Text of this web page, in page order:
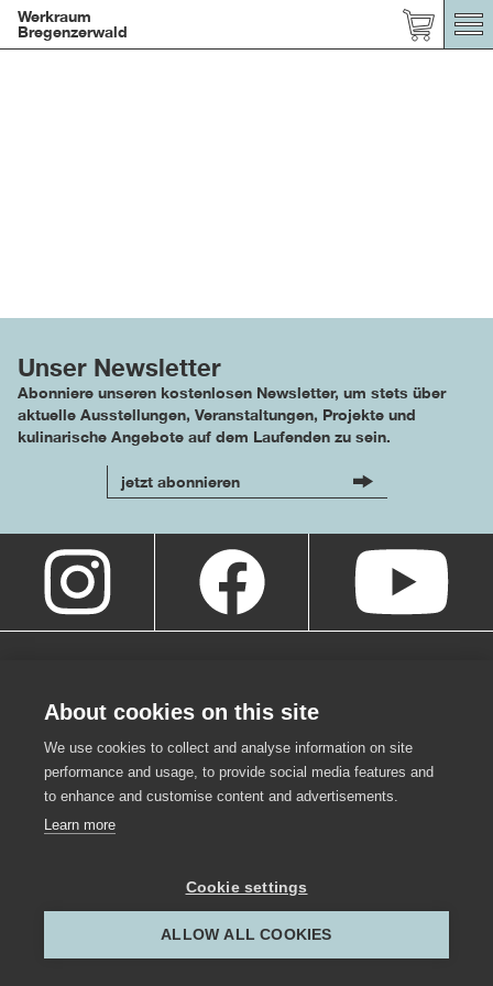
Werkraum
Bregenzerwald
Unser Newsletter
Abonniere unseren kostenlosen Newsletter, um stets über
aktuelle Ausstellungen, Veranstaltungen, Projekte und
kulinarische Angebote auf dem Laufenden zu sein.
jetzt abonnieren
Werkraum Bregenzerwald GmbH,
Hof 800,6866 Andelsbuch, Österreich,
T+43 5512 26386
About cookies on this site
We use cookies to collect and analyse information on site
performance and usage, to provide social media features and
to enhance and customise content and advertisements.
Learn more
Cookie settings
ALLOW ALL COOKIES